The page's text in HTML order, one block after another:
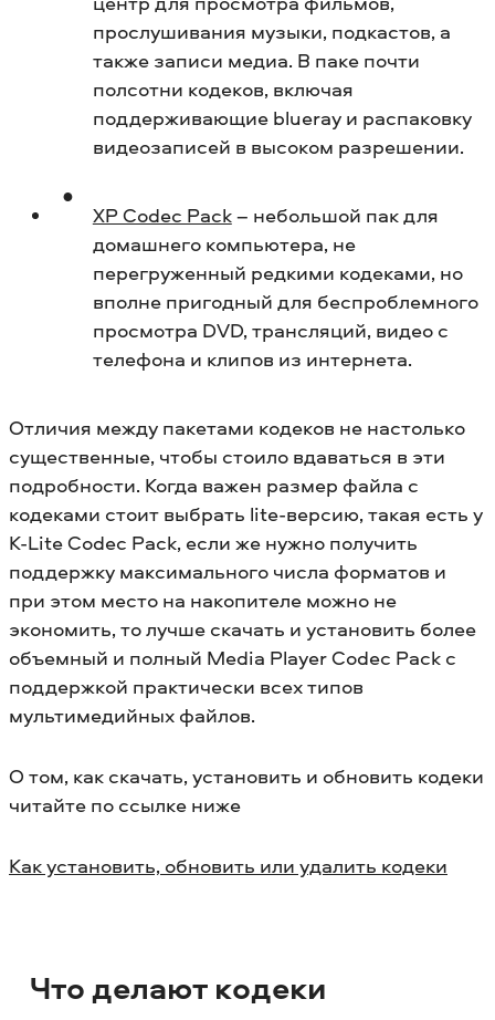
прослушивания музыки, подкастов, а
также записи медиа. В паке почти
полсотни кодеков, включая
поддерживающие blueray и распаковку
видеозаписей в высоком разрешении.
XP Codec Pack– небольшой пак для
домашнего компьютера, не
перегруженный редкими кодеками, но
вполне пригодный для беспроблемного
просмотра DVD, трансляций, видео с
телефона и клипов из интернета.
Отличия между пакетами кодеков не настолько
существенные, чтобы стоило вдаваться в эти
подробности. Когда важен размер файла с
кодеками стоит выбрать lite-версию, такая есть у
K-Lite Codec Pack, если же нужно получить
поддержку максимального числа форматов и
при этом место на накопителе можно не
экономить, то лучше скачать и установить более
объемный и полный Media Player Codec Pack с
поддержкой практически всех типов
мультимедийных файлов.
О том, как скачать, установить и обновить кодеки
читайте по ссылке ниже
Как установить, обновить или удалить кодеки
Что делают кодеки